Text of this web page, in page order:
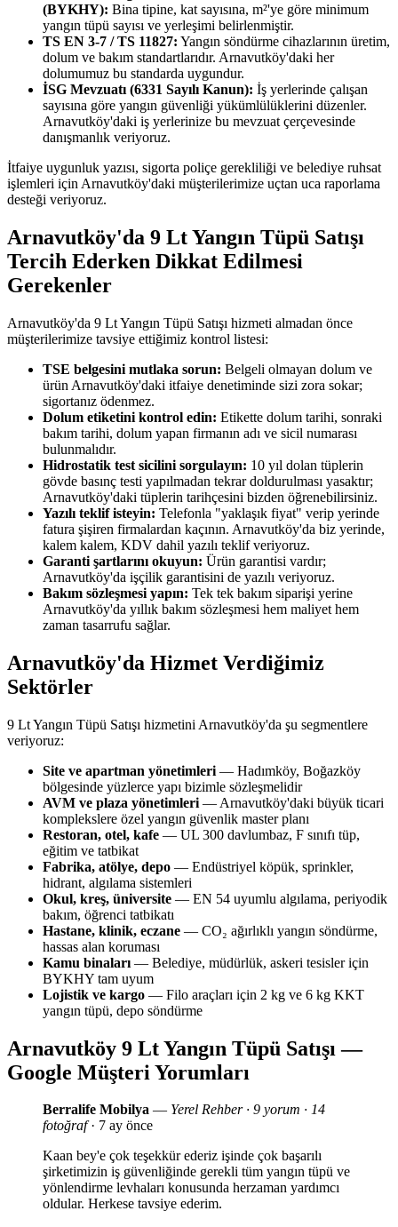
(BYKHY): Bina tipine, kat sayısına, m²'ye göre minimum
yangın tüpü sayısı ve yerleşimi belirlenmiştir.
TS EN 3-7 / TS 11827: Yangın söndürme cihazlarının üretim,
dolum ve bakım standartlarıdır. Arnavutköy'daki her
dolumumuz bu standarda uygundur.
İSG Mevzuatı (6331 Sayılı Kanun): İş yerlerinde çalışan
sayısına göre yangın güvenliği yükümlülüklerini düzenler.
Arnavutköy'daki iş yerlerinize bu mevzuat çerçevesinde
danışmanlık veriyoruz.
İtfaiye uygunluk yazısı, sigorta poliçe gerekliliği ve belediye ruhsat
işlemleri için Arnavutköy'daki müşterilerimize uçtan uca raporlama
desteği veriyoruz.
Arnavutköy'da 9 Lt Yangın Tüpü Satışı
Tercih Ederken Dikkat Edilmesi
Gerekenler
Arnavutköy'da 9 Lt Yangın Tüpü Satışı hizmeti almadan önce
müşterilerimize tavsiye ettiğimiz kontrol listesi:
TSE belgesini mutlaka sorun: Belgeli olmayan dolum ve
ürün Arnavutköy'daki itfaiye denetiminde sizi zora sokar;
sigortanız ödenmez.
Dolum etiketini kontrol edin: Etikette dolum tarihi, sonraki
bakım tarihi, dolum yapan firmanın adı ve sicil numarası
bulunmalıdır.
Hidrostatik test sicilini sorgulayın: 10 yıl dolan tüplerin
gövde basınç testi yapılmadan tekrar doldurulması yasaktır;
Arnavutköy'daki tüplerin tarihçesini bizden öğrenebilirsiniz.
Yazılı teklif isteyin: Telefonla "yaklaşık fiyat" verip yerinde
fatura şişiren firmalardan kaçının. Arnavutköy'da biz yerinde,
kalem kalem, KDV dahil yazılı teklif veriyoruz.
Garanti şartlarını okuyun: Ürün garantisi vardır;
Arnavutköy'da işçilik garantisini de yazılı veriyoruz.
Bakım sözleşmesi yapın: Tek tek bakım siparişi yerine
Arnavutköy'da yıllık bakım sözleşmesi hem maliyet hem
zaman tasarrufu sağlar.
Arnavutköy'da Hizmet Verdiğimiz
Sektörler
9 Lt Yangın Tüpü Satışı hizmetini Arnavutköy'da şu segmentlere
veriyoruz:
Site ve apartman yönetimleri — Hadımköy, Boğazköy
bölgesinde yüzlerce yapı bizimle sözleşmelidir
AVM ve plaza yönetimleri — Arnavutköy'daki büyük ticari
komplekslere özel yangın güvenlik master planı
Restoran, otel, kafe — UL 300 davlumbaz, F sınıfı tüp,
eğitim ve tatbikat
Fabrika, atölye, depo — Endüstriyel köpük, sprinkler,
hidrant, algılama sistemleri
Okul, kreş, üniversite — EN 54 uyumlu algılama, periyodik
bakım, öğrenci tatbikatı
Hastane, klinik, eczane — CO₂ ağırlıklı yangın söndürme,
hassas alan koruması
Kamu binaları — Belediye, müdürlük, askeri tesisler için
BYKHY tam uyum
Lojistik ve kargo — Filo araçları için 2 kg ve 6 kg KKT
yangın tüpü, depo söndürme
Arnavutköy 9 Lt Yangın Tüpü Satışı —
Google Müşteri Yorumları
Berralife Mobilya — Yerel Rehber · 9 yorum · 14
fotoğraf· 7 ay önce
Kaan bey'e çok teşekkür ederiz işinde çok başarılı
şirketimizin iş güvenliğinde gerekli tüm yangın tüpü ve
yönlendirme levhaları konusunda herzaman yardımcı
oldular. Herkese tavsiye ederim.